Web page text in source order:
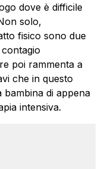
dove è difficile
solo,
fisico sono due
poi rammenta a
che in questo
bambina di appena
intensiva.